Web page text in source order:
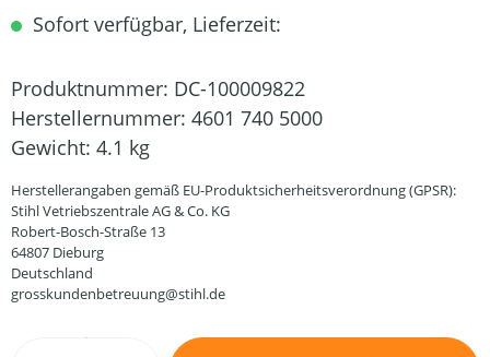
Sofort verfügbar, Lieferzeit:
Produktnummer: DC-100009822
Herstellernummer: 4601 740 5000
Gewicht: 4.1 kg
Herstellerangaben gemäß EU-Produktsicherheitsverordnung (GPSR):
Stihl Vetriebszentrale AG & Co. KG
Robert-Bosch-Straße 13
64807 Dieburg
Deutschland
grosskundenbetreuung@stihl.de